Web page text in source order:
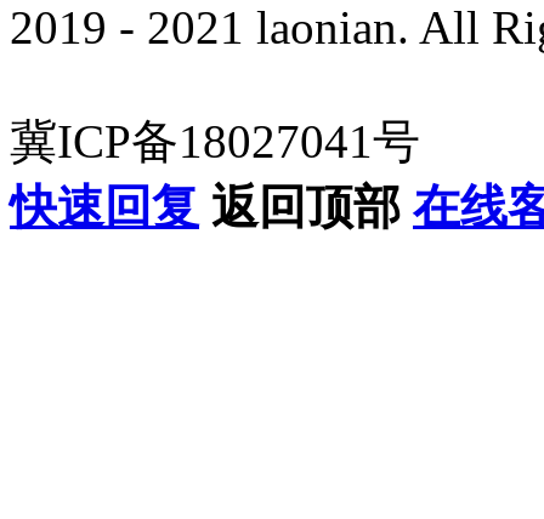
2019 - 2021 laonian. All
冀ICP备18027041号
快速回复 返回顶部 在线